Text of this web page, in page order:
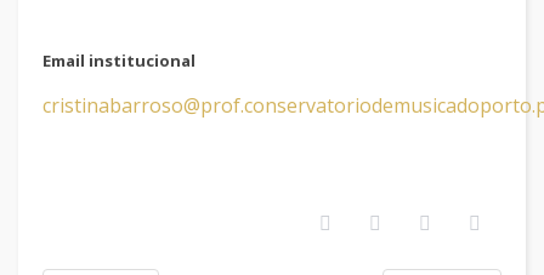
Email institucional